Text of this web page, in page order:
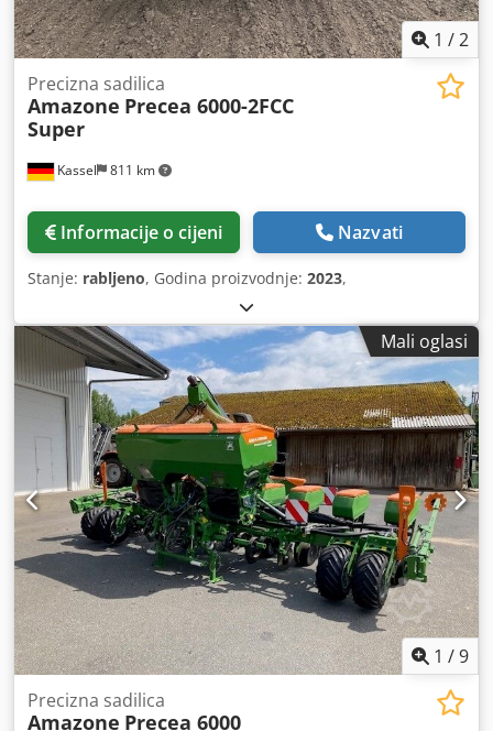
1 /2
Kassel 811 km
Precizna sadilica
Amazone Precea 6000-2FCC
Super
Informacije o cijeni Nazvati
Stanje: rabljeno, Godina proizvodnje: 2023,
Mali oglasi
1 /9
Precizna sadilica
Amazone Precea 6000